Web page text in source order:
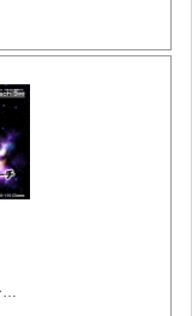
ストーリー系リーチ ケンシロウVSラオウリーチ